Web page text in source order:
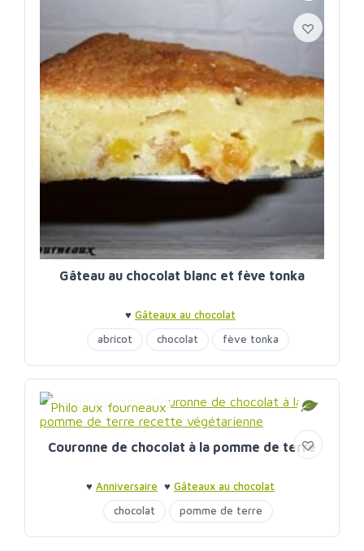
Gâteau au chocolat blanc et fève tonka
♥ Gâteaux au chocolat
abricot
chocolat fève tonka
Philo aux fourneaux
Couronne de chocolat à la pomme de terre
♥ Anniversaire ♥ Gâteaux au chocolat
chocolat
pomme de terre